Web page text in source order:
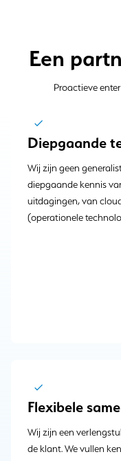
Een
Proactieve
Diepgaande
Wij zijn geen
diepgaande kennis
uitdagingen, van
(operationele
Flexibele
Wij zijn een
de klant. We vullen